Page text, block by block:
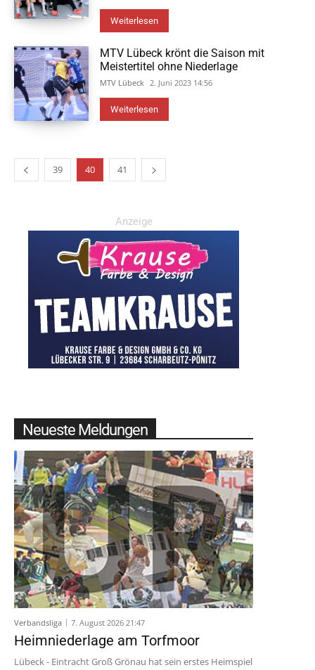
Weiterlesen
MTV Lübeck krönt die Saison mit
Meistertitel ohne Niederlage
MTV Lübeck 2. Juni 2023 14:56
Weiterlesen
39 40 41
Anzeige
Neueste Meldungen
Verbandsliga 7. August 2026 21:47
Heimniederlage am Torfmoor
Lübeck - Eintracht Groß Grönau hat sein erstes Heimspiel